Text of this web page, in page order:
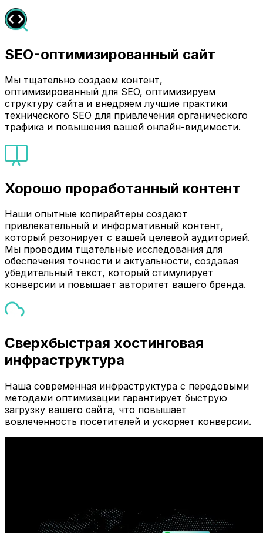
SEO-оптимизированный сайт
Мы тщательно создаем контент,
оптимизированный для SEO, оптимизируем
структуру сайта и внедряем лучшие практики
технического SEO для привлечения органического
трафика и повышения вашей онлайн-видимости.
Хорошо проработанный контент
Наши опытные копирайтеры создают
привлекательный и информативный контент,
который резонирует с вашей целевой аудиторией.
Мы проводим тщательные исследования для
обеспечения точности и актуальности, создавая
убедительный текст, который стимулирует
конверсии и повышает авторитет вашего бренда.
Сверхбыстрая хостинговая
инфраструктура
Наша современная инфраструктура с передовыми
методами оптимизации гарантирует быструю
загрузку вашего сайта, что повышает
вовлеченность посетителей и ускоряет конверсии.